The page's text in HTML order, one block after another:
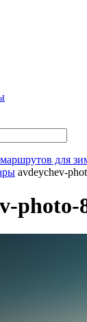
для
avdeychev-
photo-